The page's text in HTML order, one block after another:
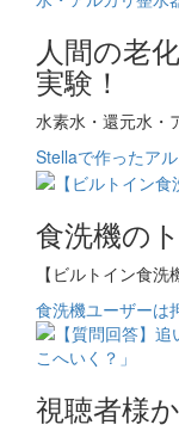
人間の老
実験！
水素水・還元水・
Stellaで作ったア
食洗機の
【ビルトイン食
食洗機ユーザーは
視聴者様